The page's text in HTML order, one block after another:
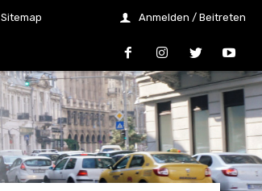
Sitemap Anmelden / Beitreten